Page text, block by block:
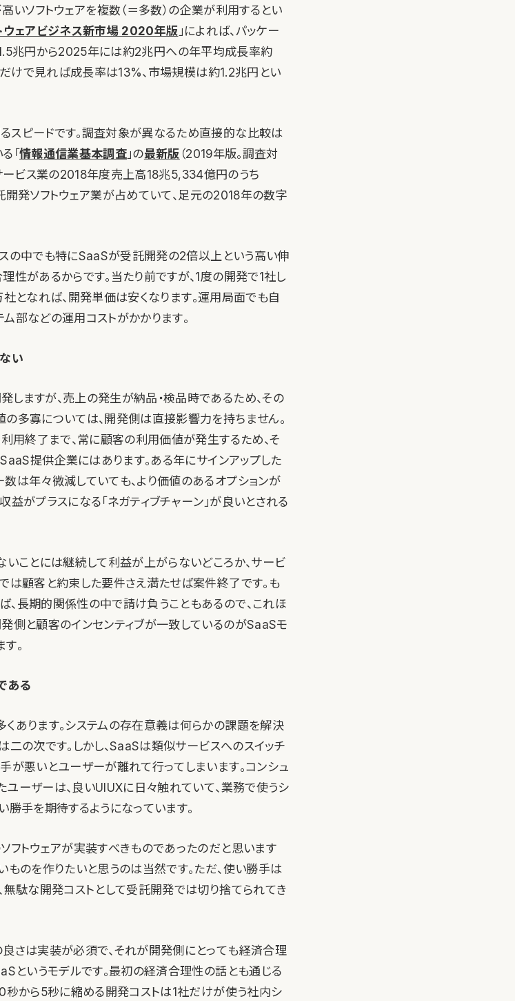
いソフトウェアを複数（＝多数）の企業が利用するとい
ウェアビジネス新市場 2020年版 」によれば、パッケー
兆円から2025年には約2兆円への年平均成長率約
けで見れば成長率は13%、市場規模は約1.2兆円とい
スピードです。調査対象が異なるため直接的な比較は
「情報通信業基本調査」の最新版 （2019年版。調査対
ービス業の2018年度売上高18兆5,334億円のうち
発ソフトウェア業が占めていて、足元の2018年の数字
の中でも特にSaaSが受託開発の2倍以上という高い伸
性があるからです。当たり前ですが、1度の開発で1社し
社となれば、開発単価は安くなります。運用局面でも自
部などの運用コストがかかります。
い
ますが、売上の発生が納品・検品時であるため、その
多寡については、開発側は直接影響力を持ちません。
用終了まで、常に顧客の利用価値が発生するため、そ
提供企業にはあります。ある年にサインアップした
は年々微減していても、より価値のあるオプションが
益がプラスになる「ネガティブチャーン」が良いとされる
ことには継続して利益が上がらないどころか、サービ
は顧客と約束した要件さえ満たせば案件終了です。も
長期的関係性の中で請け負うこともあるので、これほ
側と顧客のインセンティブが一致しているのがSaaSモ
。
ある
あります。システムの存在意義は何らかの課題を解決
二の次です。しかし、SaaSは類似サービスへのスイッチ
が悪いとユーザーが離れて行ってしまいます。コンシュ
ーザーは、良いUIUXに日々触れていて、業務で使うシ
勝手を期待するようになっています。
フトウェアが実装すべきものであったのだと思います
ものを作りたいと思うのは当然です。ただ、使い勝手は
無駄な開発コストとして受託開発では切り捨てられてき
さは実装が必須で、それが開発側にとっても経済合理
というモデルです。最初の経済合理性の話とも通じる
秒から5秒に縮める開発コストは1社だけが使う社内シ